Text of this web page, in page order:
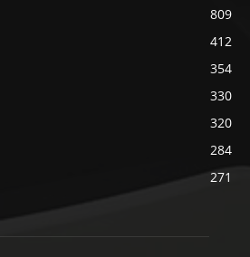
809
412
354
330
320
284
271